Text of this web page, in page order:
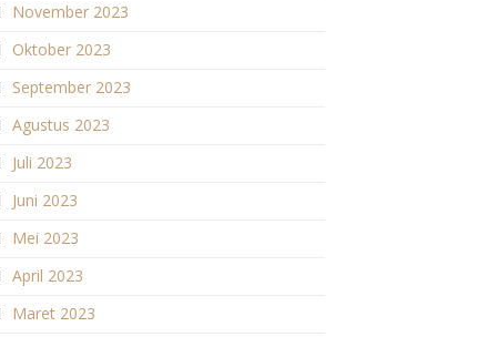
November 2023
Oktober 2023
September 2023
Agustus 2023
Juli 2023
Juni 2023
Mei 2023
April 2023
Maret 2023